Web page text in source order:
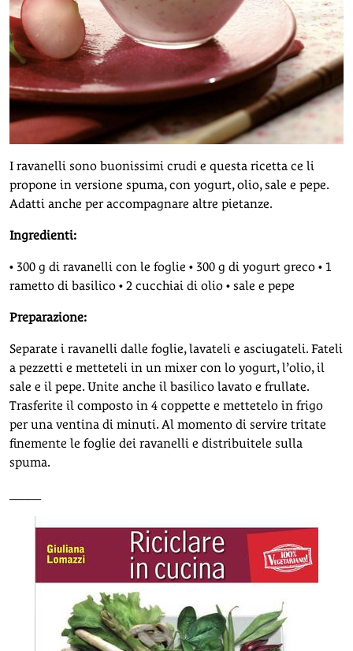
I ravanelli sono buonissimi crudi e questa ricetta ce li
propone in versione spuma, con yogurt, olio, sale e pepe.
Adatti anche per accompagnare altre pietanze.
Ingredienti:
• 300 g di ravanelli con le foglie • 300 g di yogurt greco • 1
rametto di basilico • 2 cucchiai di olio • sale e pepe
Preparazione:
Separate i ravanelli dalle foglie, lavateli e asciugateli. Fateli
a pezzetti e metteteli in un mixer con lo yogurt, l’olio, il
sale e il pepe. Unite anche il basilico lavato e frullate.
Trasferite il composto in 4 coppette e mettetelo in frigo
per una ventina di minuti. Al momento di servire tritate
finemente le foglie dei ravanelli e distribuitele sulla
spuma.